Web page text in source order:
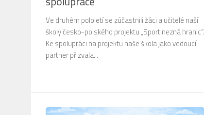
Ve druhém pololetí se zúčastnili žáci a učitelé naší
školy česko-polského projektu „Sport nezná hranic“.
Ke spolupráci na projektu naše škola jako vedoucí
partner přizvala...